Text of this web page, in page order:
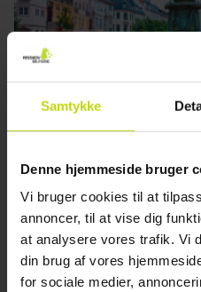
Samtykke
Denne hjemmeside bruger
Vi bruger cookies til at
annoncer, til at vise dig
at analysere vores trafik. Vi
din brug af vores
for sociale medier,
Populært i København
Copenhagen Go Hotel
God 217 anmeldelser
København
Inkl. snacks og 1 glas vin
1x overnatning m.
1x salte snacks
1x 1 glas vin
Se alt, der er inkluderet